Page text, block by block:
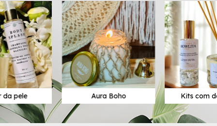
da pele Aura Boho Kits com